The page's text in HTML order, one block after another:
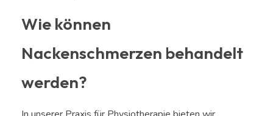
Wie können
Nackenschmerzen behandelt
werden?